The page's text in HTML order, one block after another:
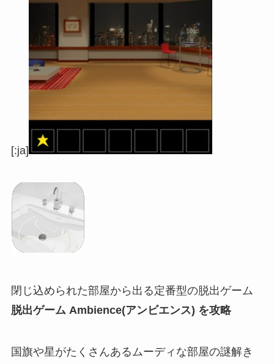
[:ja]
閉じ込められた部屋から出る定番型の脱出ゲーム
脱出ゲーム Ambience(アンビエンス) を攻略
国旗や星がたくさんあるムーディな部屋の謎解き